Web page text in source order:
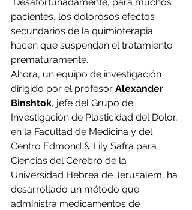
pacientes, los dolorosos efectos
secundarios de la quimioterapia
hacen que suspendan el tratamiento
prematuramente.
Ahora, un equipo de investigación
dirigido por el profesor Alexander
Binshtok, jefe del Grupo de
Investigación de Plasticidad del Dolor,
en la Facultad de Medicina y del
Centro Edmond & Lily Safra para
Ciencias del Cerebro de la
Universidad Hebrea de Jerusalem, ha
desarrollado un método que
administra medicamentos de